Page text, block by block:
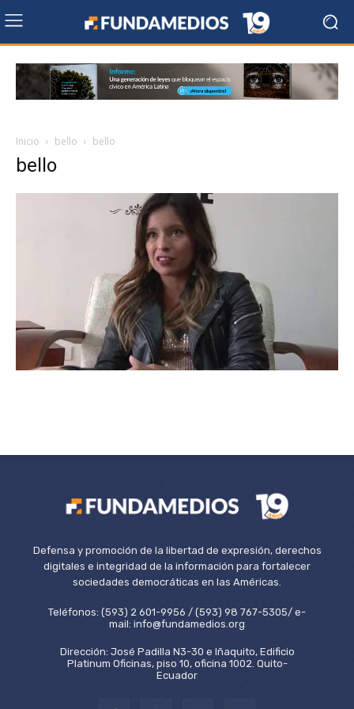
Inicio bello bello
bello
Defensa y promoción de la libertad de expresión, derechos
digitales e integridad de la información para fortalecer
sociedades democráticas en las Américas.
Teléfonos: (593) 2 601-9956 / (593) 98 767-5305/ e-
mail: info@fundamedios.org
Dirección: José Padilla N3-30 e Iñaquito, Edificio
Platinum Oficinas, piso 10, oficina 1002. Quito-
Ecuador